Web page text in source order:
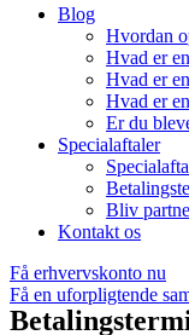
Menu
Blog
Hvordan
Hvad er
Hvad er
Hvad er
Er du
Specialaftaler
Bliv
Kontakt os
Få erhvervskonto nu
Få en uforpligtende